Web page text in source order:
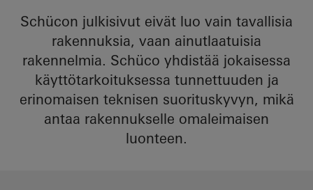
Schücon julkisivut eivät luo vain tavallisia
rakennuksia, vaan ainutlaatuisia
rakennelmia. Schüco yhdistää jokaisessa
käyttötarkoituksessa tunnettuuden ja
erinomaisen teknisen suorituskyvyn, mikä
antaa rakennukselle omaleimaisen
luonteen.